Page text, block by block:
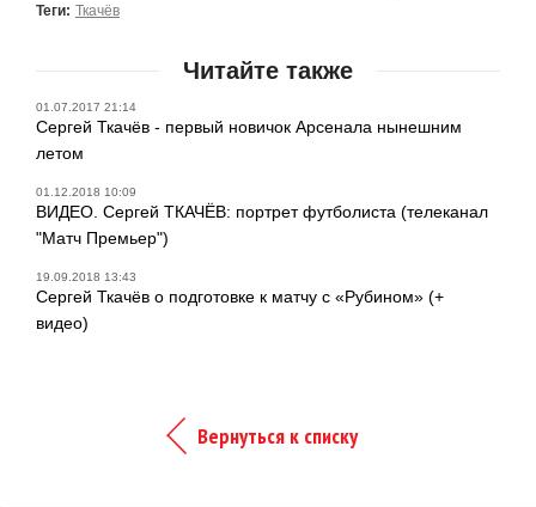
Теги: Ткачёв
Читайте также
01.07.2017 21:14
Сергей Ткачёв - первый новичок Арсенала нынешним
летом
01.12.2018 10:09
ВИДЕО. Сергей ТКАЧЁВ: портрет футболиста (телеканал
"Матч Премьер")
19.09.2018 13:43
Сергей Ткачёв о подготовке к матчу с «Рубином» (+
видео)
Вернуться к списку